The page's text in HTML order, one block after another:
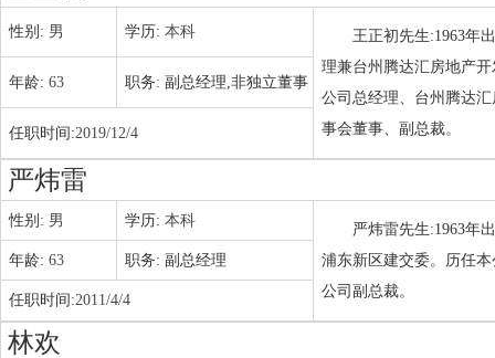
性别: 男 学历: 本科
王正初先生:1963年
理兼台州腾达汇房地产
公司总经理、台州腾达
事会董事、副总裁。
年龄: 63 职务: 副总经理,非独立董事
任职时间:2019/12/4
严炜雷
性别: 男 学历: 本科
严炜雷先生:1963年
浦东新区建交委。历任
公司副总裁。
年龄: 63 职务: 副总经理
任职时间:2011/4/4
林欢